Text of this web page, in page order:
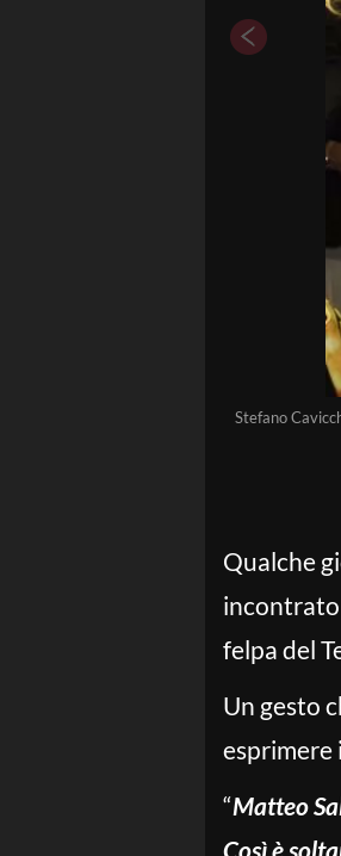
Stefano
Qualche
incontrato
felpa del
Un gesto
esprimere
“Matteo
Così è